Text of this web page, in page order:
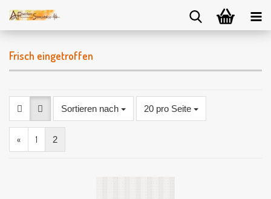
Frisch eingetroffen
Sortieren nach 20 pro Seite
« 1 2